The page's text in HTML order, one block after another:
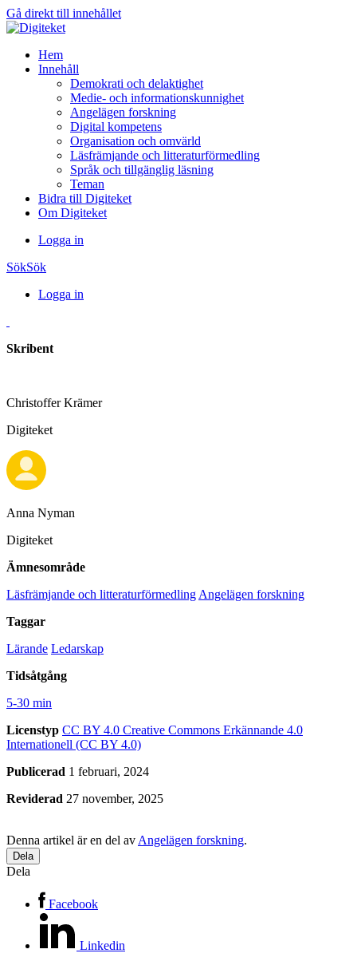
Gå direkt till innehållet
Hem
Innehåll
Demokrati och delaktighet
Medie- och informationskunnighet
Angelägen forskning
Digital kompetens
Organisation och omvärld
Läsfrämjande och litteraturförmedling
Språk och tillgänglig läsning
Teman
Bidra till Digiteket
Om Digiteket
Logga in
SökSök
Logga in
Skribent
Christoffer Krämer
Digiteket
Anna Nyman
Digiteket
Ämnesområde
Läsfrämjande och litteraturförmedling Angelägen forskning
Taggar
Lärande Ledarskap
Tidsåtgång
5-30 min
Licenstyp CC BY 4.0 Creative Commons Erkännande 4.0
Internationell (CC BY 4.0)
Publicerad 1 februari, 2024
Reviderad 27 november, 2025
Denna artikel är en del av Angelägen forskning.
Dela
Dela
Facebook
Linkedin